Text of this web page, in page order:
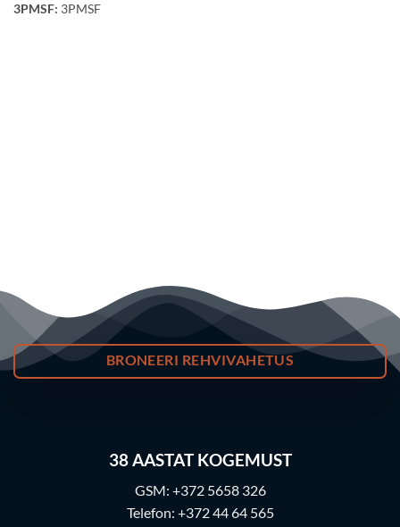
3PMSF: 3PMSF
BRONEERI REHVIVAHETUS
38AASTAT KOGEMUST
GSM: +372 5658 326
Telefon: +372 44 64 565